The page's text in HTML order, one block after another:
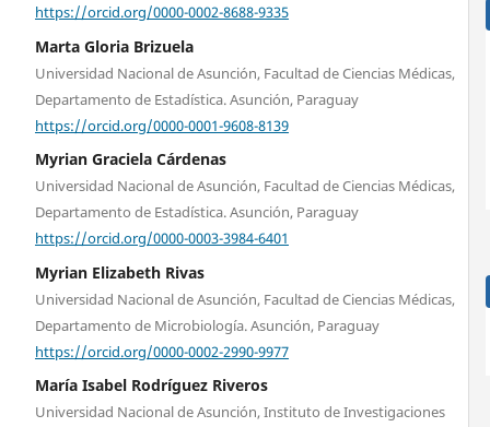
https://orcid.org/0000-0002-8688-9335
Marta Gloria Brizuela
Universidad Nacional de Asunción, Facultad de Ciencias Médicas,
Departamento de Estadística. Asunción, Paraguay
https://orcid.org/0000-0001-9608-8139
Myrian Graciela Cárdenas
Universidad Nacional de Asunción, Facultad de Ciencias Médicas,
Departamento de Estadística. Asunción, Paraguay
https://orcid.org/0000-0003-3984-6401
Myrian Elizabeth Rivas
Universidad Nacional de Asunción, Facultad de Ciencias Médicas,
Departamento de Microbiología. Asunción, Paraguay
https://orcid.org/0000-0002-2990-9977
María Isabel Rodríguez Riveros
Universidad Nacional de Asunción, Instituto de Investigaciones